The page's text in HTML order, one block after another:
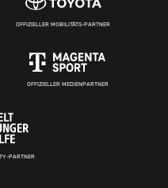
OFFIZIELLER MOBILITÄTS-PARTNER
OFFIZIELLER MEDIENPARTNER
PARTNER